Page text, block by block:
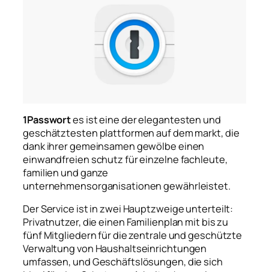
1Passwortes ist eine der elegantesten und
geschätztesten plattformen auf dem markt, die
dank ihrer gemeinsamen gewölbe einen
einwandfreien schutz für einzelne fachleute,
familien und ganze
unternehmensorganisationen gewährleistet.
Der Service ist in zwei Hauptzweige unterteilt:
Privatnutzer, die einen Familienplan mit bis zu
fünf Mitgliedern für die zentrale und geschützte
Verwaltung von Haushaltseinrichtungen
umfassen, und Geschäftslösungen, die sich